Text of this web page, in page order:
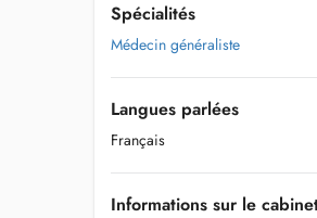
Spécialités
Médecin généraliste
Langues parlées
Français
Informations sur le